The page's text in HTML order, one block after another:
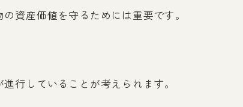
資産価値を守るためには重要です。
行していることが考えられます。